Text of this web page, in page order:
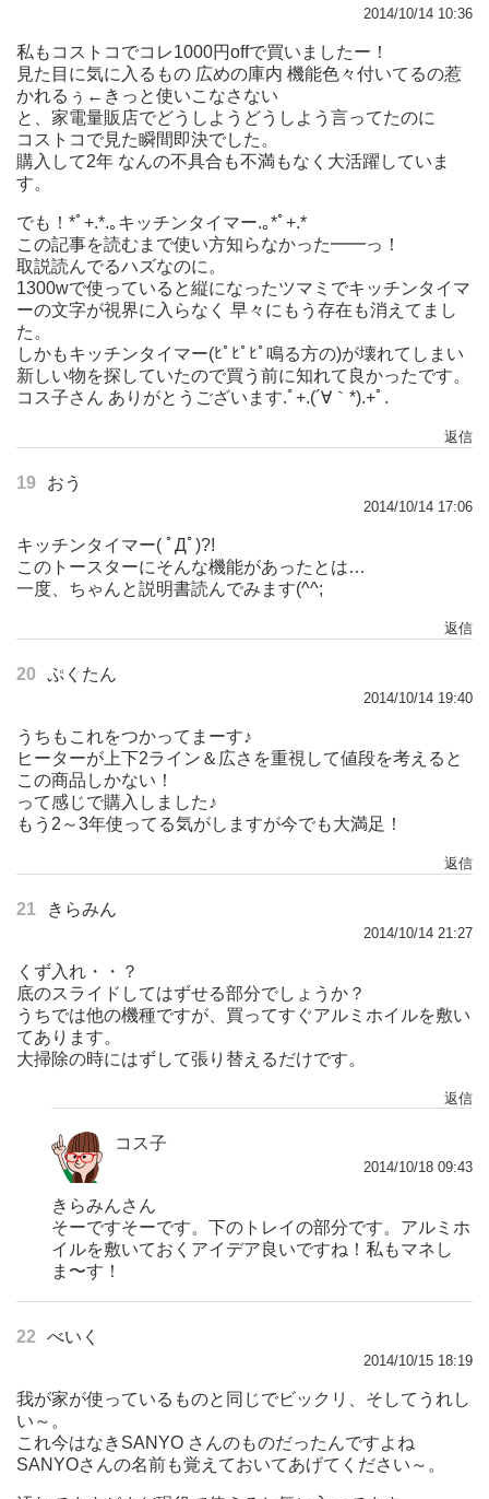
2014/10/14 10:36
私もコストコでコレ1000円offで買いましたー！
見た目に気に入るもの 広めの庫内 機能色々付いてるの惹
かれるぅ←きっと使いこなさない
と、家電量販店でどうしようどうしよう言ってたのに
コストコで見た瞬間即決でした。
購入して2年 なんの不具合も不満もなく大活躍していま
す。
でも！*ﾟ+.*.｡キッチンタイマー.｡*ﾟ+.*
この記事を読むまで使い方知らなかった━━っ！
取説読んでるハズなのに。
1300wで使っていると縦になったツマミでキッチンタイマ
ーの文字が視界に入らなく 早々にもう存在も消えてまし
た。
しかもキッチンタイマー(ﾋﾟﾋﾟﾋﾟ鳴る方の)が壊れてしまい
新しい物を探していたので買う前に知れて良かったです。
コス子さん ありがとうございます.ﾟ+.(´∀｀*).+ﾟ.
返信
19 おう
2014/10/14 17:06
キッチンタイマー( ﾟДﾟ)?!
このトースターにそんな機能があったとは…
一度、ちゃんと説明書読んでみます(^^;
返信
20 ぷくたん
2014/10/14 19:40
うちもこれをつかってまーす♪
ヒーターが上下2ライン＆広さを重視して値段を考えると
この商品しかない！
って感じで購入しました♪
もう2～3年使ってる気がしますが今でも大満足！
返信
21 きらみん
2014/10/14 21:27
くず入れ・・？
底のスライドしてはずせる部分でしょうか？
うちでは他の機種ですが、買ってすぐアルミホイルを敷い
てあります。
大掃除の時にはずして張り替えるだけです。
返信
コス子
2014/10/18 09:43
きらみんさん
そーですそーです。下のトレイの部分です。アルミホ
イルを敷いておくアイデア良いですね！私もマネし
ま〜す！
22 べいく
2014/10/15 18:19
我が家が使っているものと同じでビックリ、そしてうれし
い～。
これ今はなきSANYO さんのものだったんですよね
SANYOさんの名前も覚えておいてあげてください～。